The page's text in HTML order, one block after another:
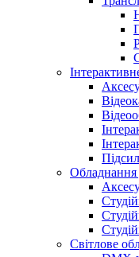
Обладнання
Світлове